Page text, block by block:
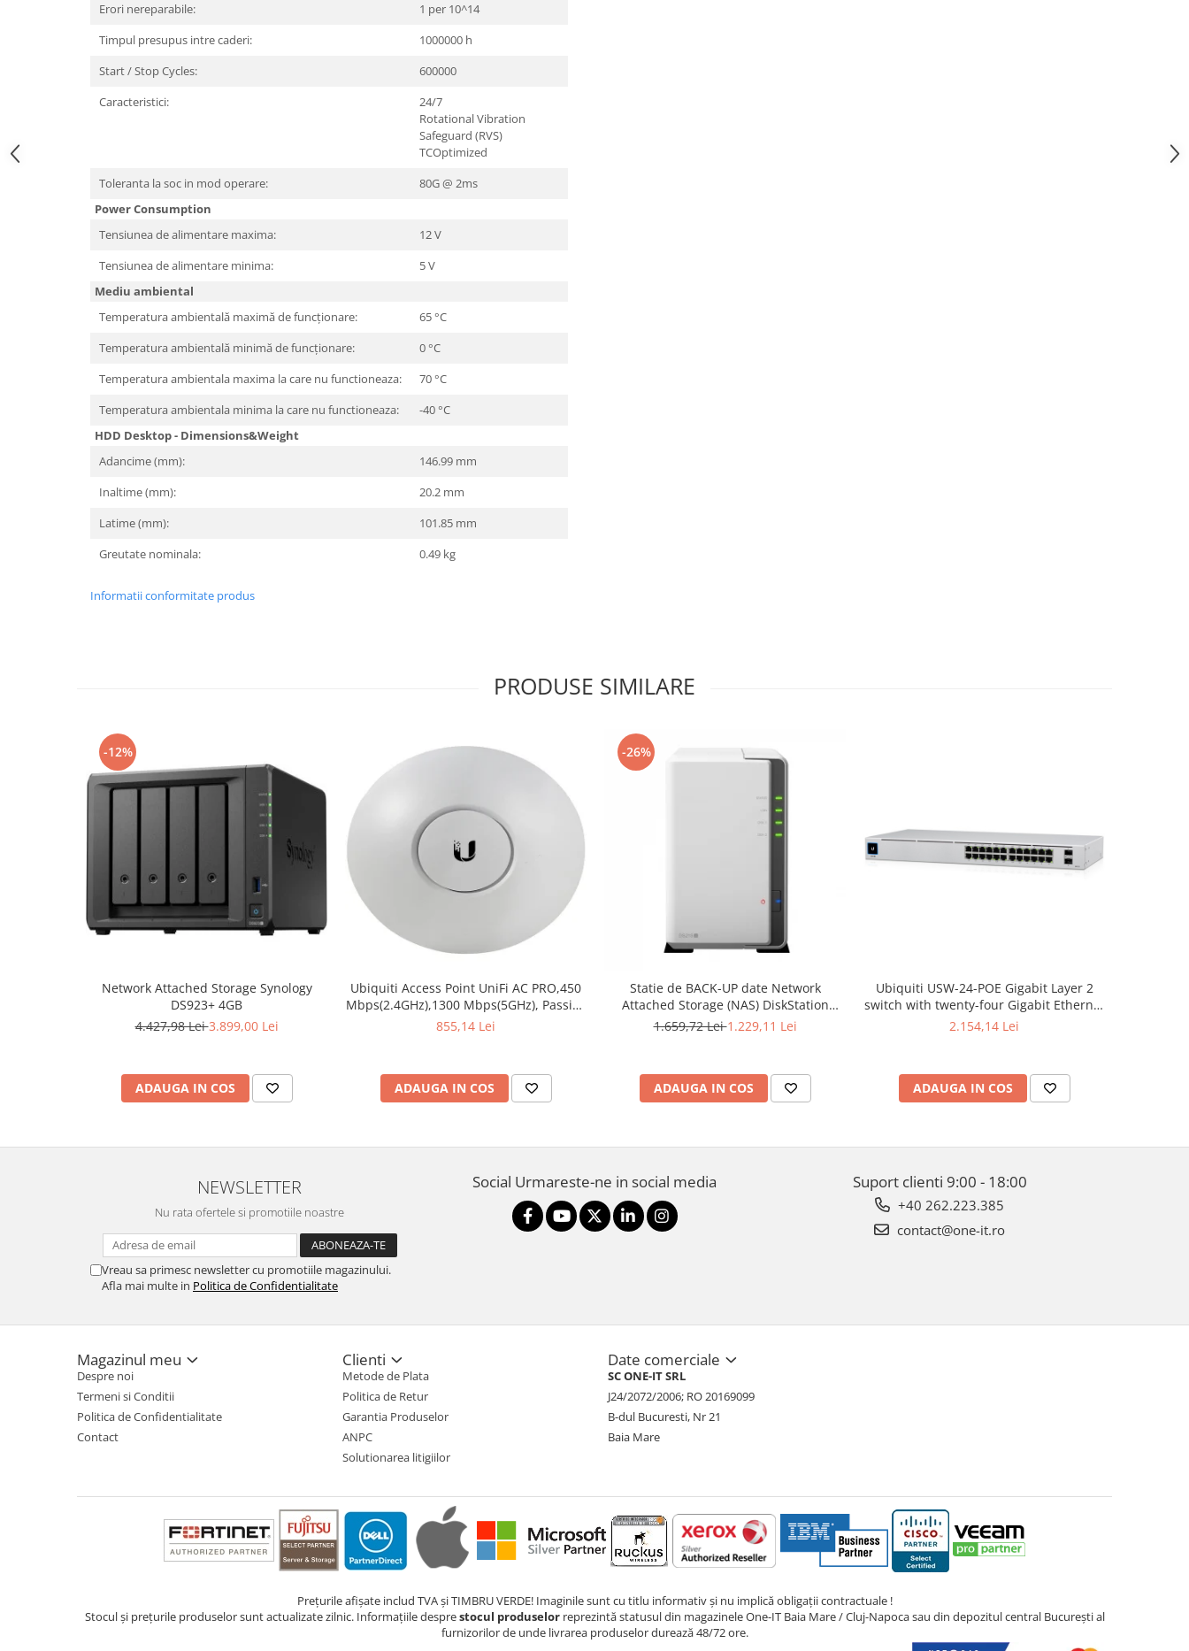
Surse
Servere & Componente
Componente Server
Imprimante 3D
TV, Multimedia & Electronice
Televizoare & accesorii
Multiboard & Accessorii
Erori nereparabile:
1 per 10^14
Timpul presupus intre caderi:
1000000 h
Start / Stop Cycles:
600000
Caracteristici:
24/7
Rotational Vibration
Safeguard (RVS)
TCOptimized
Toleranta la soc in mod operare:
80G @ 2ms
Power Consumption
Tensiunea de alimentare maxima:
12 V
Tensiunea de alimentare minima:
5 V
Mediu ambiental
Temperatura ambientală maximă de funcționare:
65 °C
Temperatura ambientală minimă de funcționare:
0 °C
Temperatura ambientala maxima la care nu functioneaza:
70 °C
Temperatura ambientala minima la care nu functioneaza:
-40 °C
HDD Desktop - Dimensions&Weight
Adancime (mm):
146.99 mm
Inaltime (mm):
20.2 mm
Latime (mm):
101.85 mm
Greutate nominala:
0.49 kg
Informatii conformitate produs
PRODUSE SIMILARE
-12%
Network Attached Storage Synology
DS923+ 4GB
4.427,98 Lei3.899,00 Lei
ADAUGA IN COS
Ubiquiti Access Point UniFi AC PRO,450
Mbps(2.4GHz),1300 Mbps(5GHz), Passive
PoE, 48V 0.5A PoE Adapter included,
5GHz),250+ Co
855,14 Lei
ADAUGA IN COS
-26%
Statie de BACK-UP date Network
Attached Storage (NAS) DiskStation
DS218j 512 MB - Synology
1.659,72 Lei1.229,11 Lei
ADAUGA IN COS
Ubiquiti USW-24-POE Gigabit Layer 2
switch with twenty-four Gigabit Ethernet
ports including sixteen auto-sensing
2.154,14 Lei
ADAUGA IN COS
NEWSLETTER
Nu rata ofertele si promotiile noastre
Vreau sa primesc newsletter cu promotiile magazinului.
Afla mai multe in Politica de Confidentialitate
Social Urmareste-ne in social media Suport clienti 9:00 - 18:00
+40 262.223.385
contact@one-it.ro
Magazinul meu
Despre noi
Termeni si Conditii
Politica de Confidentialitate
Contact
Clienti
Metode de Plata
Politica de Retur
Garantia Produselor
ANPC
Solutionarea litigiilor
Date comerciale
SC ONE-IT SRL
J24/2072/2006; RO 20169099
B-dul Bucuresti, Nr 21
Baia Mare
Prețurile afișate includ TVA și TIMBRU VERDE! Imaginile sunt cu titlu informativ și nu implică obligații contractuale !
Stocul și prețurile produselor sunt actualizate zilnic. Informațiile desprestocul produselorreprezintă statusul din magazinele One-IT Baia Mare / Cluj-Napoca sau din depozitul central București al
furnizorilor de unde livrarea produselor durează 48/72 ore.